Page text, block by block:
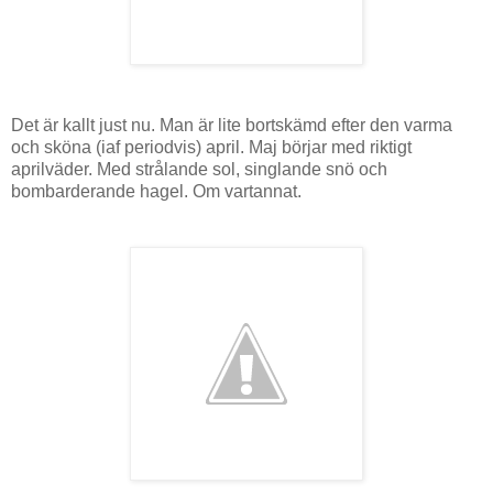
Det är kallt just nu. Man är lite bortskämd efter den varma
och sköna (iaf periodvis) april. Maj börjar med riktigt
aprilväder. Med strålande sol, singlande snö och
bombarderande hagel. Om vartannat.